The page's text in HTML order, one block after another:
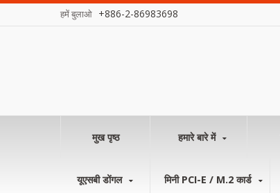
हमें बुलाओ +886-2-86983698
मुख पृष्ठ हमारे बारे में
यूएसबी डोंगल मिनी PCI-E / M.2 कार्ड